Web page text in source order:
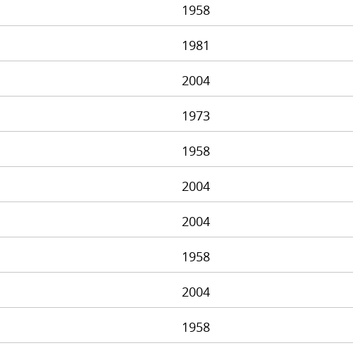
1958
1981
2004
1973
1958
2004
2004
1958
2004
1958